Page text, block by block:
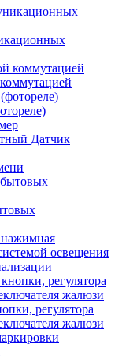
Датчик
освещения
регулятора
жалюзи